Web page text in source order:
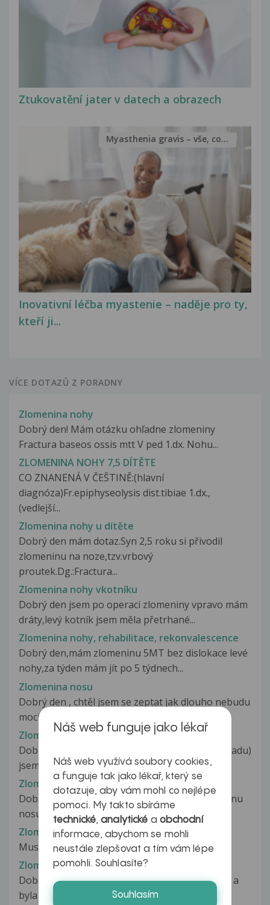
Ztukovatění jater v datech a obrazech
Inovativní léčba myastenie – naděje pro ty,
kteří ji...
Myasthenia gravis – vše, co...
VÍCE DOTAZŮ Z PORADNY
Zlomenina nohy
Dobrý den! Mám otázku ohľadne zlomeniny
Fractura baseos ossis mtt V ped 1.dx. Nohu...
ZLOMENINA NOHY 7,5 DÍTĚTE
CO ZNANENÁ V ČEŠTINĚ:(hlavní
diagnóza)Fr.epiphyseolysis dist.tibiae 1.dx.,
(vedlejší...
Zlomenina nohy u dítěte
Dobrý den mám dotaz.Syn 2,5 roku si přivodil
zlomeninu na noze,tzv.vrbový
proutek.Dg.:Fractura...
Zlomenina nohy vkotníku
Dobrý den jsem po operaci zlomeniny vpravo mám
dráty,levý kotník jsem měla přetrhané...
Zlomenina nohy, rehabilitace, rekonvalescence
Dobrý den,mám zlomeninu 5MT bez dislokace levé
nohy,za týden mám jít po 5 týdnech...
Zlomenina nosu
Dobrý den , chtěl jsem se zeptat jak dlouho nebudu
moci cvičit a celkově se...
Zlomenina nosu
Dobrý den, zhruba před měsícem a půl (4.listopadu)
jsem podstoupil repozici...
Zlomenina nosu
Dobrý den, před měsícem jsem utrpěla zlomeninu
nosu. Byl mi srovnán. Otok je...
Zlomenina nosu
Musí téct krev při zlomenině nosu?
Zlomenina nosu
Dobrý den, před 14 - ti dny jsem byla napadena a
byla mi způsobena zlomenina...
Náš web funguje jako lékař
Náš web využívá soubory cookies,
a funguje tak jako lékař, který se
dotazuje, aby vám mohl co nejlépe
pomoci. My takto sbíráme
technické,analytické a obchodní
informace, abychom se mohli
neustále zlepšovat a tím vám lépe
pomohli. Souhlasíte?
Souhlasím